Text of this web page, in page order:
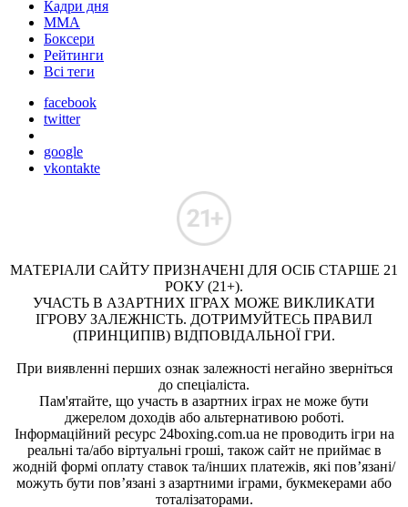
Кадри дня
ММА
Боксери
Рейтинги
Всі теги
facebook
twitter
google
vkontakte
МАТЕРІАЛИ САЙТУ ПРИЗНАЧЕНІ ДЛЯ ОСІБ СТАРШЕ 21
РОКУ (21+).
УЧАСТЬ В АЗАРТНИХ ІГРАХ МОЖЕ ВИКЛИКАТИ
ІГРОВУ ЗАЛЕЖНІСТЬ. ДОТРИМУЙТЕСЬ ПРАВИЛ
(ПРИНЦИПІВ) ВІДПОВІДАЛЬНОЇ ГРИ.
При виявленні перших ознак залежності негайно зверніться
до спеціаліста.
Пам'ятайте, що участь в азартних іграх не може бути
джерелом доходів або альтернативою роботі.
Інформаційний ресурс 24boxing.com.ua не проводить ігри на
реальні та/або віртуальні гроші, також сайт не приймає в
жодній формі оплату ставок та/інших платежів, які пов’язані/
можуть бути пов’язані з азартними іграми, букмекерами або
тоталізаторами.